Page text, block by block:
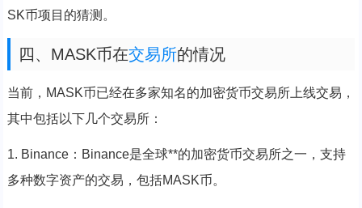
SK币项目的猜测。
四、MASK币在交易所的情况
当前，MASK币已经在多家知名的加密货币交易所上线交易，
其中包括以下几个交易所：
1. Binance：Binance是全球**的加密货币交易所之一，支持
多种数字资产的交易，包括MASK币。